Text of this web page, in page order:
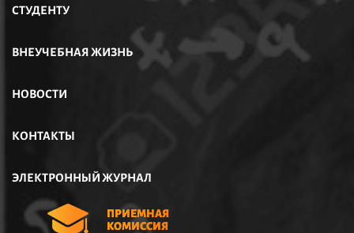
СТУДЕНТУ
ВНЕУЧЕБНАЯ ЖИЗНЬ
НОВОСТИ
КОНТАКТЫ
ЭЛЕКТРОННЫЙ ЖУРНАЛ
ПРИЕМНАЯ
КОМИССИЯ